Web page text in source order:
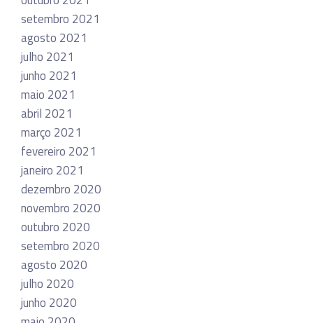
setembro 2021
agosto 2021
julho 2021
junho 2021
maio 2021
abril 2021
março 2021
fevereiro 2021
janeiro 2021
dezembro 2020
novembro 2020
outubro 2020
setembro 2020
agosto 2020
julho 2020
junho 2020